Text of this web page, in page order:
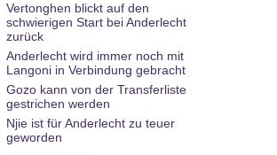
Vertonghen blickt auf den
schwierigen Start bei Anderlecht
zurück
Anderlecht wird immer noch mit
Langoni in Verbindung gebracht
Gozo kann von der Transferliste
gestrichen werden
Njie ist für Anderlecht zu teuer
geworden